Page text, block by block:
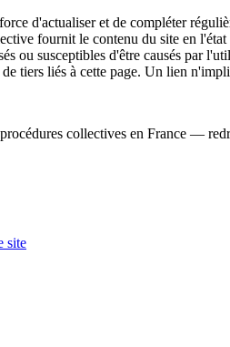
d'actualiser et de compléter
fournit le contenu du site en
ou susceptibles d'être causés par
tiers liés à cette page. Un lien
collectives en France —
site